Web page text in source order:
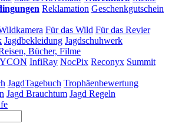
Reklamation Geschenkgutschein
Für das Wild Für das Revier
Jagdbekleidung Jagdschuhwerk
Bücher, Filme
InfiRay NocPix Reconyx Summit
JagdTagebuch Trophäenbewertung
Jagd Brauchtum Jagd Regeln